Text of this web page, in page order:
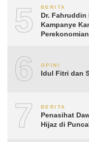
5 BERITA
Dr.
Kampanye
6 OPINI
Idul Fitri dan
7 BERITA
Penasihat
Hijaz di